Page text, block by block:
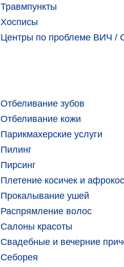
Травмпункты
Хосписы
Центры по проблеме ВИЧ /
Отбеливание зубов
Отбеливание кожи
Парикмахерские услуги
Пилинг
Пирсинг
Плетение косичек и
Прокалывание ушей
Распрямление волос
Салоны красоты
Свадебные и вечерние
Себорея